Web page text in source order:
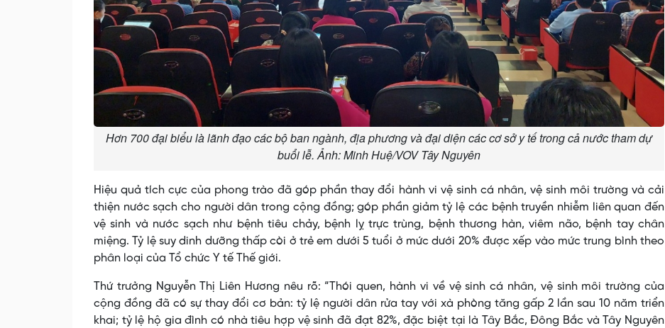
Hơn 700 đại biểu là lãnh đạo các bộ ban ngành, địa phương và đại diện các cơ sở y tế trong cả nước tham dự
buổi lễ. Ảnh: Minh Huệ/VOV Tây Nguyên
Hiệu quả tích cực của phong trào đã góp phần thay đổi hành vi vệ sinh cá nhân, vệ sinh môi trường và cải
thiện nước sạch cho người dân trong cộng đồng; góp phần giảm tỷ lệ các bệnh truyền nhiễm liên quan đến
vệ sinh và nước sạch như bệnh tiêu chảy, bệnh lỵ trực trùng, bệnh thương hàn, viêm não, bệnh tay chân
miệng. Tỷ lệ suy dinh dưỡng thấp còi ở trẻ em dưới 5 tuổi ở mức dưới 20% được xếp vào mức trung bình theo
phân loại của Tổ chức Y tế Thế giới.
Thứ trưởng Nguyễn Thị Liên Hương nêu rõ: “Thói quen, hành vi về vệ sinh cá nhân, vệ sinh môi trường của
cộng đồng đã có sự thay đổi cơ bản: tỷ lệ người dân rửa tay với xà phòng tăng gấp 2 lần sau 10 năm triển
khai; tỷ lệ hộ gia đình có nhà tiêu hợp vệ sinh đã đạt 82%, đặc biệt tại là Tây Bắc, Đông Bắc và Tây Nguyên